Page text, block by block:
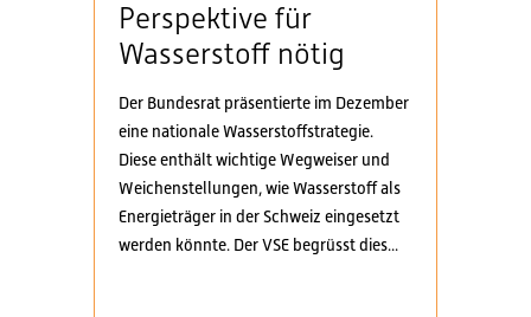
Perspektive für
Wasserstoff nötig
Der Bundesrat präsentierte im Dezember
eine nationale Wasserstoffstrategie.
Diese enthält wichtige Wegweiser und
Weichenstellungen, wie Wasserstoff als
Energieträger in der Schweiz eingesetzt
werden könnte. Der VSE begrüsst dies...